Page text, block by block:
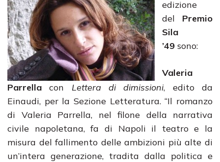
edizione
del Premio
Sila
’49 sono:
Valeria
Parrella con Lettera di dimissioni, edito da
Einaudi, per la Sezione Letteratura. “Il romanzo
di Valeria Parrella, nel filone della narrativa
civile napoletana, fa di Napoli il teatro e la
misura del fallimento delle ambizioni più alte di
un’intera generazione, tradita dalla politica e